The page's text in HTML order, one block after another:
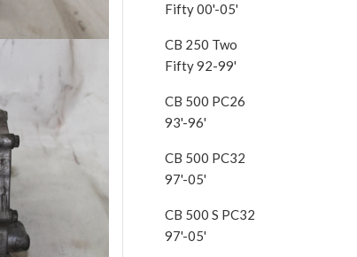
Fifty 00'-05'
CB 250 Two
Fifty 92-99'
CB 500 PC26
93'-96'
CB 500 PC32
97'-05'
CB 500 S PC32
97'-05'